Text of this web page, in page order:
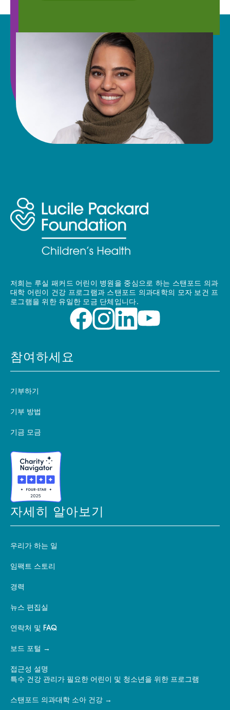
저희는 루실 패커드 어린이 병원을 중심으로 하는 스탠포드 의과
대학 어린이 건강 프로그램과 스탠포드 의과대학의 모자 보건 프
로그램을 위한 유일한 모금 단체입니다.
참여하세요
기부하기
기부 방법
기금 모금
자세히 알아보기
우리가 하는 일
임팩트 스토리
경력
뉴스 편집실
연락처 및 FAQ
보드 포털
접근성 설명
특수 건강 관리가 필요한 어린이 및 청소년을 위한 프로그램
스탠포드 의과대학 소아 건강